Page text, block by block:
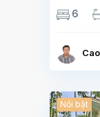
Xây 4
khách ,
6
Nổi bật